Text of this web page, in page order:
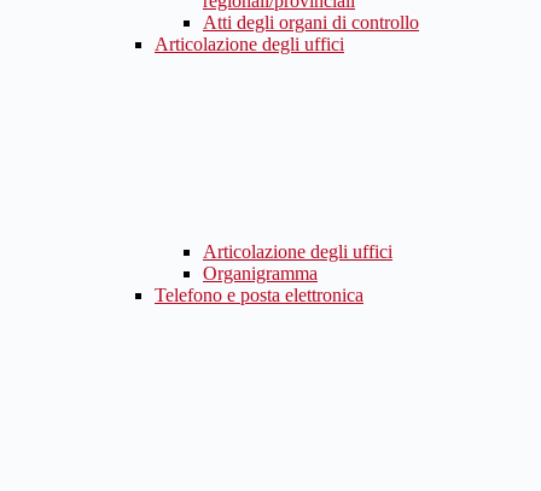
Atti degli organi di controllo
Articolazione degli uffici
Articolazione degli uffici
Organigramma
Telefono e posta elettronica